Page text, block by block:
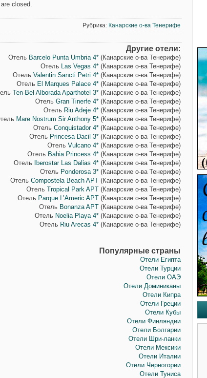
closed.
Рубрика: Канарские о-ва Тенерифе
Другие отели:
Отель Barcelo Punta Umbria 4*(Канарские о-ва Тенерифе)
Отель Las Vegas 4*(Канарские о-ва Тенерифе)
Отель Valentin Sancti Petri 4*(Канарские о-ва Тенерифе)
Отель El Marques Palace 4*(Канарские о-ва Тенерифе)
Ten-Bel Alborada Aparthotel 3*(Канарские о-ва Тенерифе)
Отель Gran Tinerfe 4*(Канарские о-ва Тенерифе)
Отель Riu Adeje 4*(Канарские о-ва Тенерифе)
Mare Nostrum Sir Anthony 5*(Канарские о-ва Тенерифе)
Отель Conquistador 4*(Канарские о-ва Тенерифе)
Отель Princesa Dacil 3*(Канарские о-ва Тенерифе)
Отель Vulcano 4*(Канарские о-ва Тенерифе)
Отель Bahia Princess 4*(Канарские о-ва Тенерифе)
Отель
Iberostar Las Dalias 4*(Канарские о-ва Тенерифе)
Отель Ponderosa 3*(Канарские о-ва Тенерифе)
Отель Compostela Beach APT(Канарские о-ва Тенерифе)
Отель Tropical Park APT(Канарские о-ва Тенерифе)
Отель Parque L’Americ APT(Канарские о-ва Тенерифе)
Отель Bonanza APT(Канарские о-ва Тенерифе)
Отель Noelia Playa 4*(Канарские о-ва Тенерифе)
Отель Riu Arecas 4*(Канарские о-ва Тенерифе)
Популярные страны
Отели Египта
Отели Турции
Отели ОАЭ
Отели Доминиканы
Отели Кипра
Отели Греции
Отели Кубы
Отели Финляндии
Отели Болгарии
Отели Шри-ланки
Отели Мексики
Отели Италии
Отели Черногории
Отели Туниса